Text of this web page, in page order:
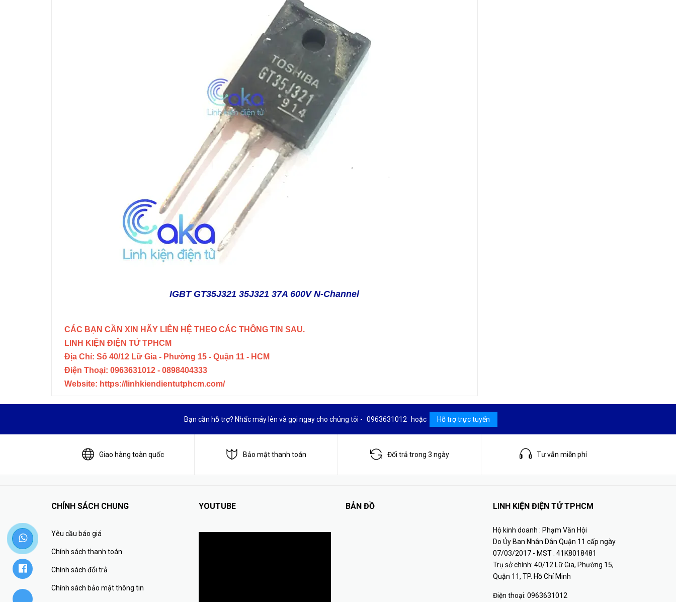
IGBT GT35J321 35J321 37A 600V N-Channel
CÁC BẠN CẦN XIN HÃY LIÊN HỆ THEO CÁC THÔNG TIN SAU.
LINH KIỆN ĐIỆN TỬ TPHCM
Địa Chỉ: Số 40/12 Lữ Gia - Phường 15 - Quận 11 - HCM
Điện Thoại: 0963631012 - 0898404333
Website: https://linhkiendientutphcm.com/
Bạn cần hỗ trợ? Nhấc máy lên và gọi ngay cho chúng tôi - 0963631012 hoặc Hỗ trợ trực tuyến
Giao hàng toàn quốc Bảo mật thanh toán Đổi trả trong 3 ngày Tư vẫn miễn phí
CHÍNH SÁCH CHUNG
Yêu cầu báo giá
Chính sách thanh toán
Chính sách đổi trả
Chính sách bảo mật thông tin
YOUTUBE BẢN ĐỒ LINH KIỆN ĐIỆN TỬ TPHCM
Hộ kinh doanh : Phạm Văn Hội
Do Ủy Ban Nhân Dân Quận 11 cấp ngày
07/03/2017 - MST : 41K8018481
Trụ sở chính: 40/12 Lữ Gia, Phường 15,
Quận 11, TP. Hồ Chí Minh
Điện thoại: 0963631012